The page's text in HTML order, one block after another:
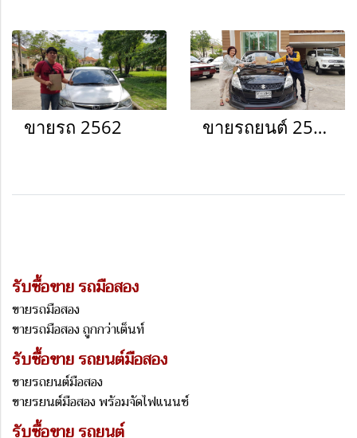
ขายรถ 2562 ขายรถยนต์ 2563
รับซื้อขาย รถมือสอง
ขายรถมือสอง
ขายรถมือสอง ถูกกว่าเต็นท์
รับซื้อขาย รถยนต์มือสอง
ขายรถยนต์มือสอง
ขายรยนต์มือสอง พร้อมจัดไฟแนนซ์
รับซื้อขาย รถยนต์